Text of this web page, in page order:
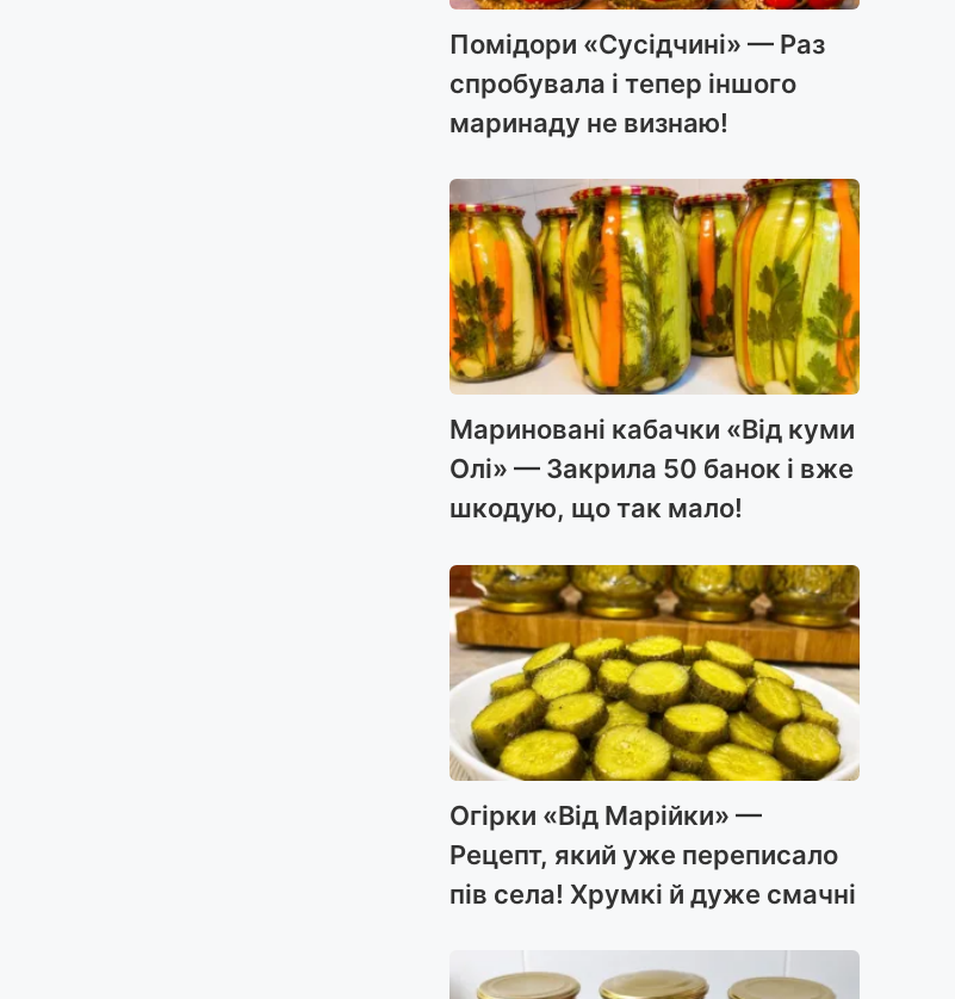
Помідори «Сусідчині» — Раз
спробувала і тепер іншого
маринаду не визнаю!
Мариновані кабачки «Від куми
Олі» — Закрила 50 банок і вже
шкодую, що так мало!
Огірки «Від Марійки» —
Рецепт, який уже переписало
пів села! Хрумкі й дуже смачні